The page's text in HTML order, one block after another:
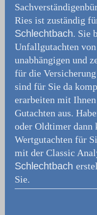
Ries ist zuständig
Schlechtbach. Sie
Unfallgutachten
unabhängigen und
für die
sind für Sie da
erarbeiten mit
Gutachten aus.
oder Oldtimer dann
Wertgutachten für
mit der Classic
Schlechtbach
Sie.